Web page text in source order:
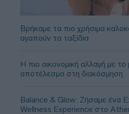
Βρήκαμε τα πιο χρήσιμα
αγαπούν τα ταξίδια
Η πιο οικονομική αλλαγή με
αποτέλεσμα στη διακόσμηση
Balance & Glow: Ζήσαμε ένα
Wellness Experience στο